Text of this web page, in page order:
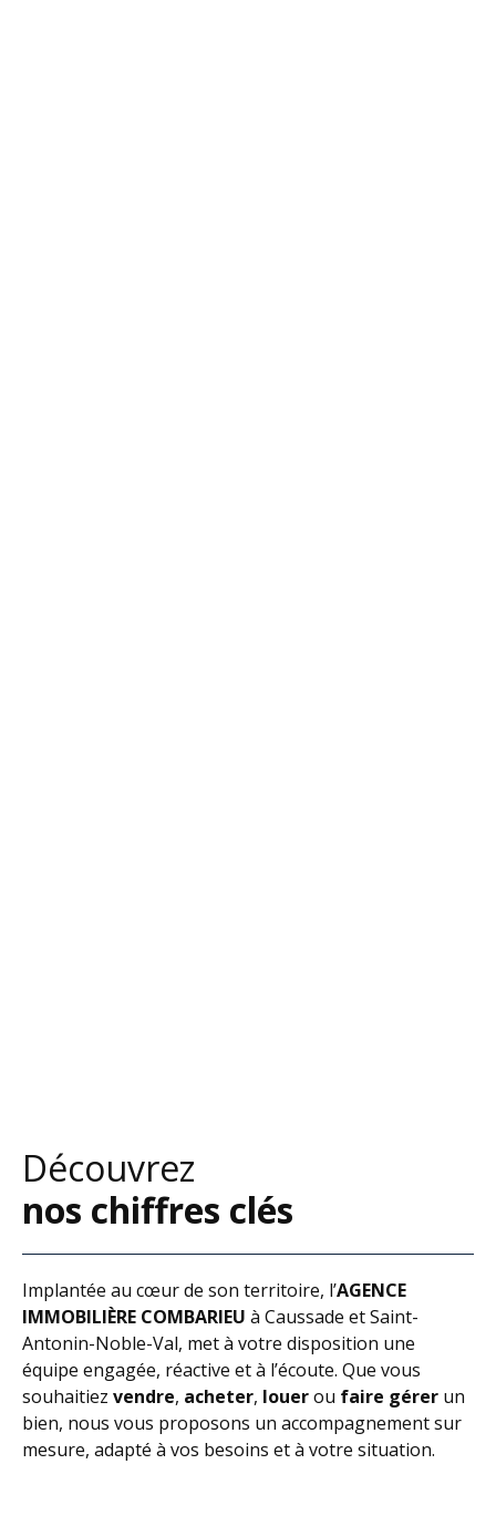
Découvrez
nos chiffres clés
Implantée au cœur de son territoire, l’AGENCE
IMMOBILIÈRE COMBARIEU à Caussade et Saint-
Antonin-Noble-Val, met à votre disposition une
équipe engagée, réactive et à l’écoute. Que vous
souhaitiez vendre, acheter, louerou faire gérer un
bien, nous vous proposons un accompagnement sur
mesure, adapté à vos besoins et à votre situation.